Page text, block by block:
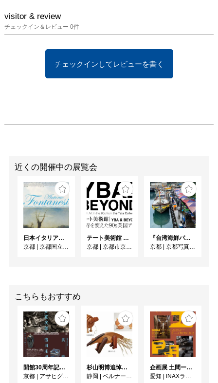
志村ふくみは、長年織っ
てきた着物の残り布や小
さな端切れを愛おしく思
い、大切に保管してき
の布を使った新たなコラ
ージュ作品を生み出して
ナ電》や着物の雛形、裂
［前期］3 月3日(火) ～ 4
月12 日(日)
［後期］4 月14日(火)～
5月31日(日)
visitor & review
チェックイン＆レビュー 0件
チェックインしてレビューを書く
近くの開催中の展覧会
日本イタリア国交樹立160周年記念／フォンタネージ来日150周年記念 フォンタネージーイタリアの光・心の風景
京都
京都国立近代美術館
テート美術館 ― YBA & BEYOND 世界を変えた90s英国アート
京都
京都市京セラ美術館
『台湾海鮮パラダイス』出版記念 清永安雄 写真展
京都
京都写真美術館 ギャラリー・ジャパネスク
こちらもおすすめ
開館30周年記念 山本爲三郎・河井寬次郎没後60年記念 「共鳴 河井寬次郎 × 濱田庄司 ー山本爲三郎コレクションより」
京都
アサヒグループ大山崎山荘美術館
杉山明博追悼展 木とわたし―木工の妙技と美術教育
静岡
ベルナール・ビュフェ美術館
企画展 土間ーつくって、つかって、再発見ー
愛知
INAXライブミュージアム